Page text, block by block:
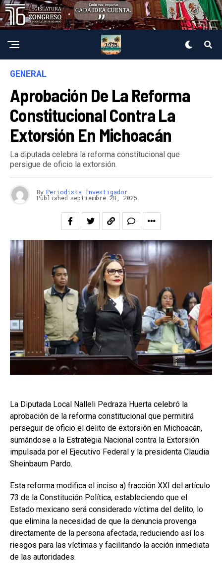
GENERAL
Aprobación De La Reforma
Constitucional Contra La
Extorsión En Michoacán
La diputada celebra la reforma constitucional que
persigue de oficio la extorsión.
By Periodista Investigador
Published septiembre 28, 2025
La Diputada Local Nalleli Pedraza Huerta celebró la
aprobación de la reforma constitucional que permitirá
perseguir de oficio el delito de extorsión en Michoacán,
sumándose a la Estrategia Nacional contra la Extorsión
impulsada por el Ejecutivo Federal y la presidenta Claudia
Sheinbaum Pardo.
Esta reforma modifica el inciso a) fracción XXI del artículo
73 de la Constitución Política, estableciendo que el
Estado mexicano será considerado víctima del delito, lo
que elimina la necesidad de que la denuncia provenga
directamente de la persona afectada, reduciendo así los
riesgos para las víctimas y facilitando la acción inmediata
de las autoridades.